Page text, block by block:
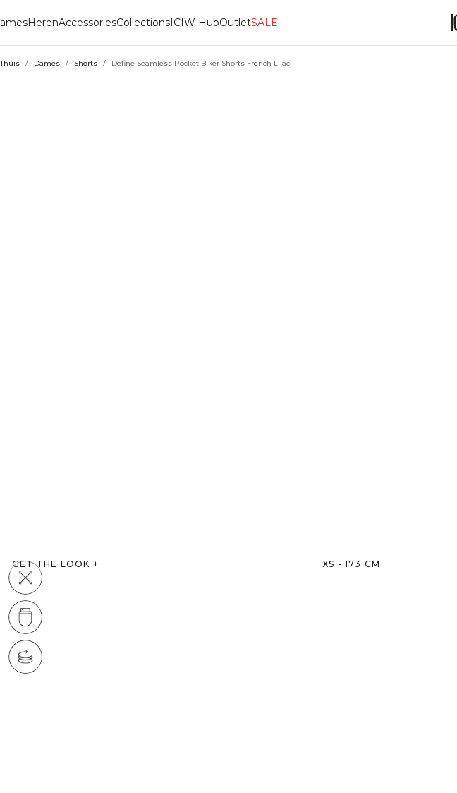
HerenAccessoriesCollectionsICIW HubOutletSALE
Thuis / Dames / Shorts / Define Seamless Pocket Biker Shorts French Lilac
GET THE LOOK + XS - 173 CM